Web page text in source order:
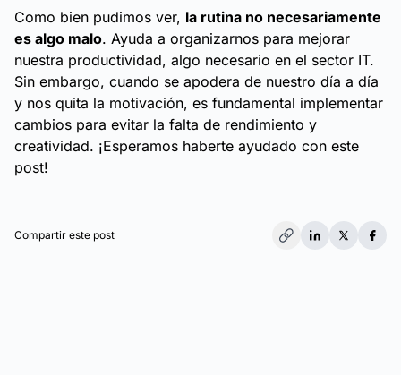
Como bien pudimos ver, la rutina no necesariamente
es algo malo. Ayuda a organizarnos para mejorar
nuestra productividad, algo necesario en el sector IT.
Sin embargo, cuando se apodera de nuestro día a día
y nos quita la motivación, es fundamental implementar
cambios para evitar la falta de rendimiento y
creatividad. ¡Esperamos haberte ayudado con este
post!
Compartir este post